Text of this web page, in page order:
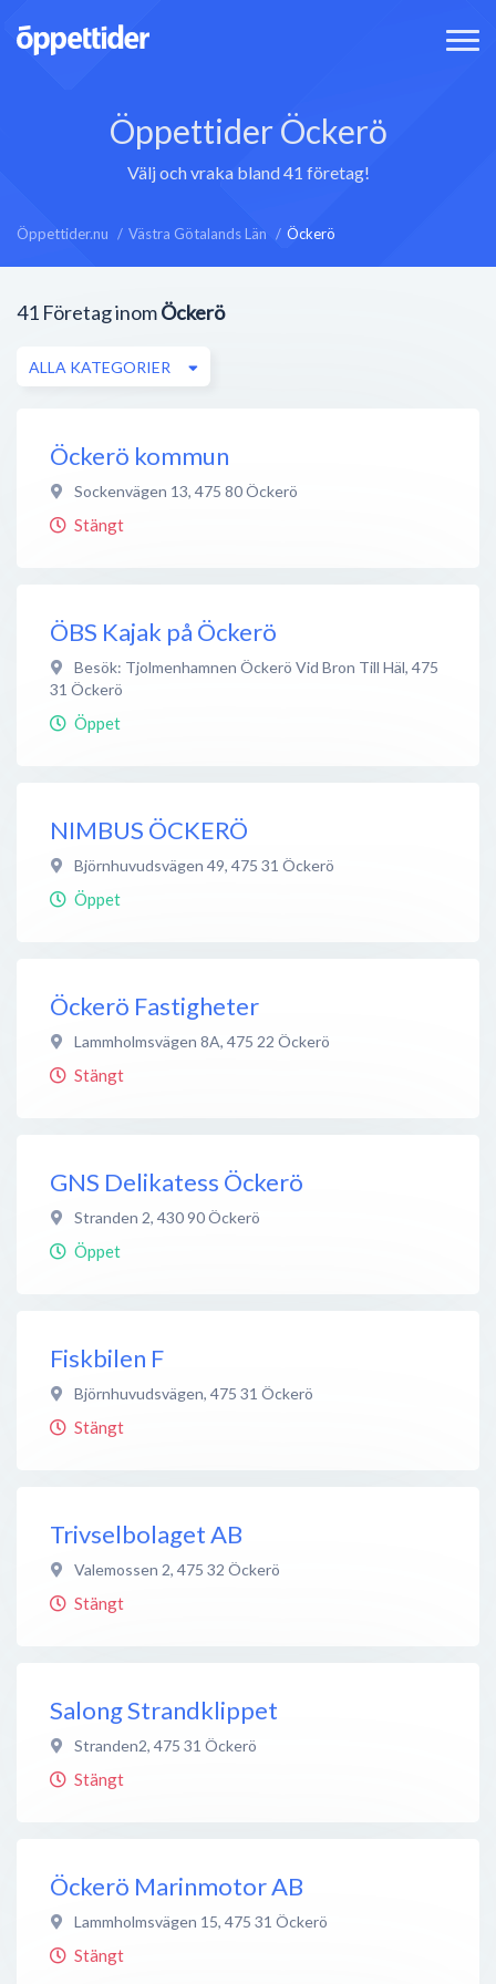
Öppettider Öckerö
Välj och vraka bland 41 företag!
Öppettider.nu Västra Götalands Län Öckerö
41 Företag inomÖckerö
ALLA KATEGORIER
Öckerö kommun
Sockenvägen 13, 475 80Öckerö
Stängt
ÖBS Kajak på Öckerö
Besök: Tjolmenhamnen Öckerö Vid Bron Till Häl, 475
31 Öckerö
Öppet
NIMBUS ÖCKERÖ
Björnhuvudsvägen 49, 475 31 Öckerö
Öppet
Öckerö Fastigheter
Lammholmsvägen 8A, 475 22 Öckerö
Stängt
GNS Delikatess Öckerö
Stranden 2, 430 90Öckerö
Öppet
Fiskbilen F
Björnhuvudsvägen, 475 31 Öckerö
Stängt
Trivselbolaget AB
Valemossen 2, 475 32 Öckerö
Stängt
Salong Strandklippet
Stranden2, 475 31 Öckerö
Stängt
Öckerö Marinmotor AB
Lammholmsvägen 15, 475 31 Öckerö
Stängt